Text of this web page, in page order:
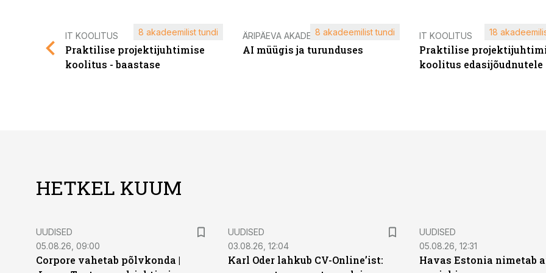
IT KOOLITUS
Praktilise projektijuhtimise
koolitus - baastase
8 akadeemilist tundi ÄRIPÄEVA AKADEEMIA
AI müügis ja turunduses
8 akadeemilist tundi IT KOOLITUS
Praktilise
koolitus edasijõudnutele
18
HETKEL KUUM
UUDISED
05.08.26, 09:00
Corpore vahetab põlvkonda |
UUDISED
03.08.26, 12:04
Karl Oder lahkub CV-Online’ist:
UUDISED
05.08.26, 12:31
Havas Estonia nimetab